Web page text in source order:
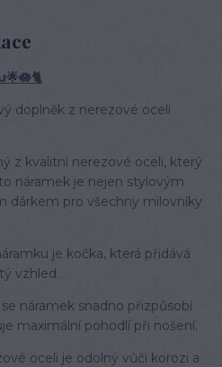
doplněk z nerezové oceli
z kvalitní nerezové oceli, který
náramek je nejen stylovým
dárkem pro všechny milovníky
je kočka, která přidává
vzhled.
náramek snadno přizpůsobí
maximální pohodlí při nošení.
oceli je odolný vůči korozi a